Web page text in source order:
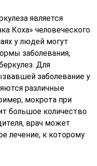
является
Коха» человеческого
у людей могут
заболевания,
Для
заболевание у
различные
мокрота при
большое количество
врач может
лечение, к которому